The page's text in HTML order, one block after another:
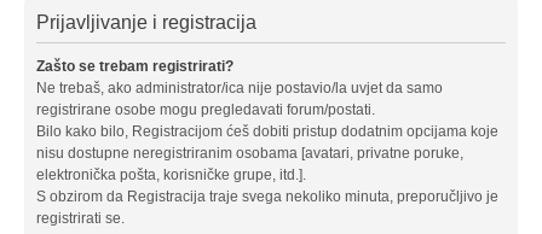
Prijavljivanje i registracija
Zašto se trebam registrirati?
Ne trebaš, ako administrator/ica nije postavio/la uvjet da samo
registrirane osobe mogu pregledavati forum/postati.
Bilo kako bilo, Registracijom ćeš dobiti pristup dodatnim opcijama koje
nisu dostupne neregistriranim osobama [avatari, privatne poruke,
elektronička pošta, korisničke grupe, itd.].
S obzirom da Registracija traje svega nekoliko minuta, preporučljivo je
registrirati se.